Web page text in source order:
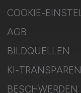
COOKIE-
AGB
BILDQUELLEN
KI-
BESCHWERDEN